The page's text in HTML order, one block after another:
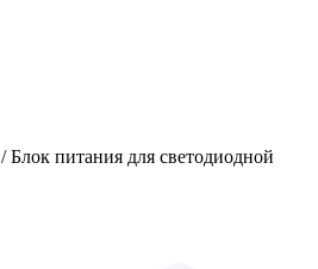
/ Блок питания для светодиодной